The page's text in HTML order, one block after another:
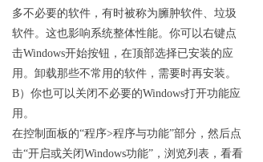
多不必要的软件，有时被称为臃肿软件、垃圾
软件。这也影响系统整体性能。你可以右键点
击Windows开始按钮，在顶部选择已安装的应
用。卸载那些不常用的软件，需要时再安装。
B）你也可以关闭不必要的Windows打开功能应
用。
在控制面板的“程序>程序与功能”部分，然后点
击“开启或关闭Windows功能”，浏览列表，看看